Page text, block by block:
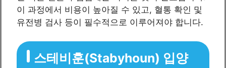
이 과정에서 비용이 높아질 수 있고, 혈통 확인 및
유전병 검사 등이 필수적으로 이루어져야 합니다.
스테비훈(Stabyhoun) 입양